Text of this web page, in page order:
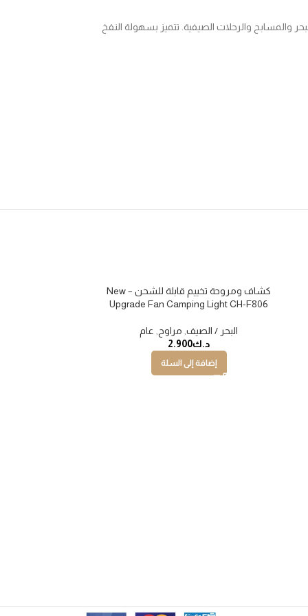
والمسابح والرحلات الصيفية. تتميز بسهولة النفخ
كشاف ومروحة تخييم قابلة للشحن – New
Upgrade Fan Camping Light CH-F806
البحر / الصيف, مراوح
عام
د.ك2.900
إضافة إلى السلة